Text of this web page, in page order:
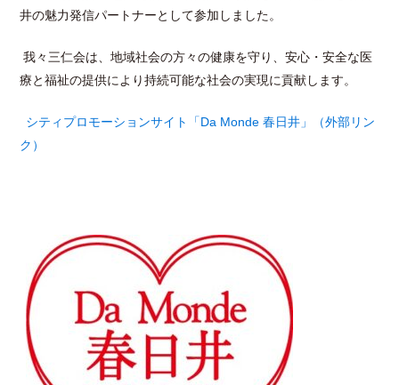
井の魅力発信パートナーとして参加しました。
我々三仁会は、地域社会の方々の健康を守り、安心・安全な医
療と福祉の提供により持続可能な社会の実現に貢献します。
シティプロモーションサイト「Da Monde春日井」
（外部リン
ク）